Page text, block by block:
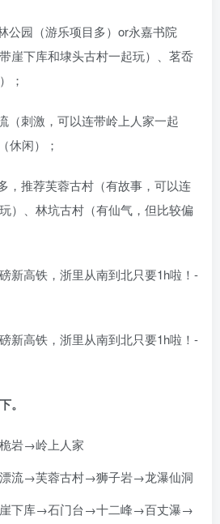
公园（游乐项目多）or永嘉书院
崖下库和埭头古村一起玩）、茗岙
；
（刺激，可以连带岭上人家一起
休闲）；
，推荐芙蓉古村（有故事，可以连
）、林坑古村（有仙气，但比较偏
。
岩→岭上人家
流→芙蓉古村→狮子岩→龙瀑仙洞
下库→石门台→十二峰→百丈瀑→